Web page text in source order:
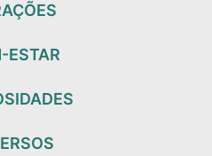
ESTAR